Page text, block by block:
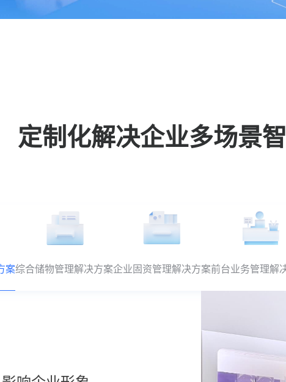
定制化解决企业多场景
案综合储物管理解决方案企业固资管理解决方案前台业务管理解